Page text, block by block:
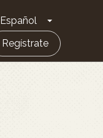
Español Toggle
Regístrate